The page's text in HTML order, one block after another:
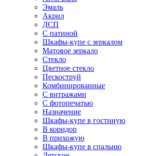
Эмаль
Акрил
ДСП
С патиной
Шкафы-купе с зеркалом
Матовое зеркало
Стекло
Цветное стекло
Пескоструй
Комбинированные
С витражами
С фотопечатью
Назначение
Шкафы-купе в гостиную
В коридор
В прихожую
Шкафы-купе в спальню